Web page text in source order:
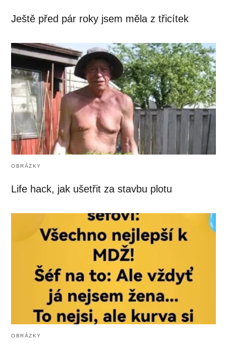
Ještě před pár roky jsem měla z třicítek
OBRÁZKY
Life hack, jak ušetřit za stavbu plotu
OBRÁZKY